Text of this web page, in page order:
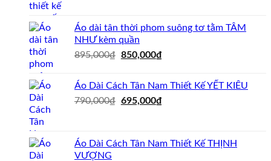
695,000₫.
595,000₫.
Áo dài tân thời phom suông tơ tằm TÂM
NHƯ kèm quần
895,000₫ Giá
895,000₫.
850,000₫Giá
là:
850,000₫.
Áo Dài Cách Tân Nam Thiết Kế YẾT KIÊU
790,000₫ Giá
790,000₫.
695,000₫Giá
là:
695,000₫.
Áo Dài Cách Tân Nam Thiết Kế THỊNH
VƯỢNG